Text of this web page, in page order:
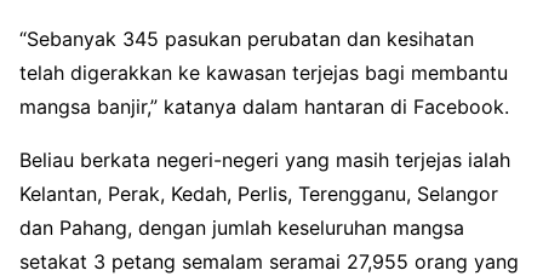
“Sebanyak 345 pasukan perubatan dan kesihatan
telah digerakkan ke kawasan terjejas bagi membantu
mangsa banjir,” katanya dalam hantaran di Facebook.
Beliau berkata negeri-negeri yang masih terjejas ialah
Kelantan, Perak, Kedah, Perlis, Terengganu, Selangor
dan Pahang, dengan jumlah keseluruhan mangsa
setakat 3 petang semalam seramai 27,955 orang yang